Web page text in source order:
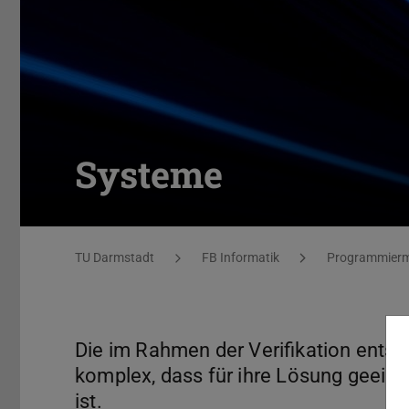
Systeme
Sie befinden sich hier:
TU Darmstadt FB Informatik
Die im Rahmen der Verifikation
komplex, dass für ihre Lösung
ist.